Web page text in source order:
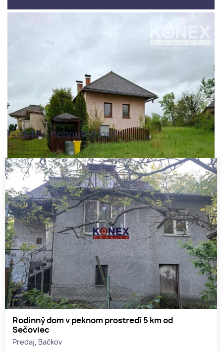
Podobné nehnuteľnosti
Rodinný dom v peknom prostredí 5 km od
Sečoviec
Predaj, Bačkov